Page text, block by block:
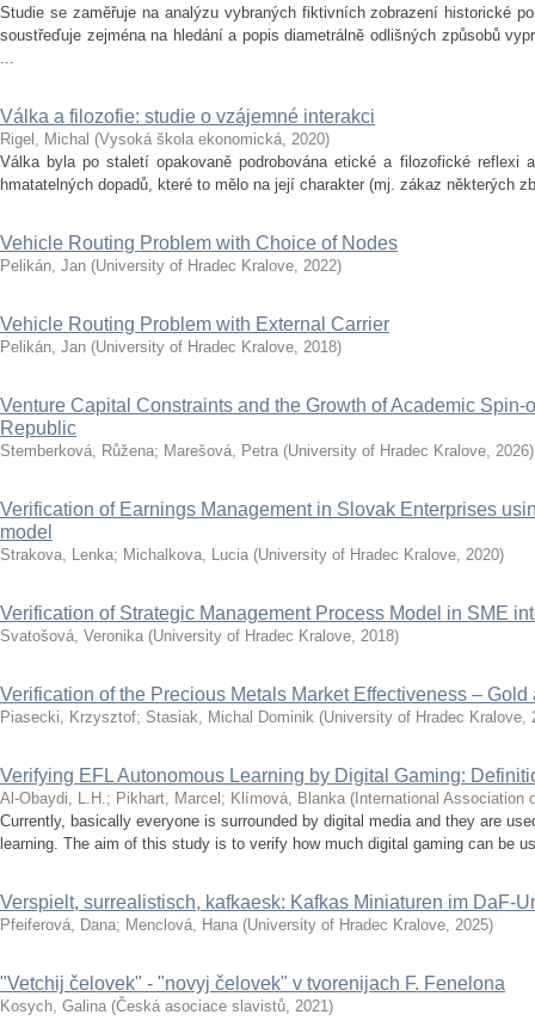
Studie se zaměřuje na analýzu vybraných fiktivních zobrazení historické
soustřeďuje zejména na hledání a popis diametrálně odlišných způsobů
...
Válka a filozofie: studie o vzájemné interakci
Rigel, Michal (Vysoká škola ekonomická, 2020)
Válka byla po staletí opakovaně podrobována etické a filozofické reflexi
hmatatelných dopadů, které to mělo na její charakter (mj. zákaz některých
Vehicle Routing Problem with Choice of Nodes
Pelikán, Jan (University of Hradec Kralove, 2022)
Vehicle Routing Problem with External Carrier
Pelikán, Jan (University of Hradec Kralove, 2018)
Venture Capital Constraints and the Growth of Academic Spin-
Republic
Stemberková, Růžena; Marešová, Petra (University of Hradec Kralove, 2026)
Verification of Earnings Management in Slovak Enterprises
model
Strakova, Lenka; Michalkova, Lucia (University of Hradec Kralove, 2020)
Verification of Strategic Management Process Model in SME
Svatošová, Veronika (University of Hradec Kralove, 2018)
Verification of the Precious Metals Market Effectiveness – Gold
Piasecki, Krzysztof; Stasiak, Michal Dominik (University of Hradec Kralove,
Verifying EFL Autonomous Learning by Digital Gaming:
Al-Obaydi, L.H.; Pikhart, Marcel ; Klímová, Blanka ( International Association
Currently, basically everyone is surrounded by digital media and they are
learning. The aim of this study is to verify how much digital gaming can be
Verspielt, surrealistisch, kafkaesk: Kafkas Miniaturen im DaF-
Pfeiferová, Dana; Menclová, Hana (University of Hradec Kralove, 2025)
"Vetchij čelovek" - "novyj čelovek" v tvorenijach F. Fenelona
Kosych, Galina (Česká asociace slavistů, 2021)